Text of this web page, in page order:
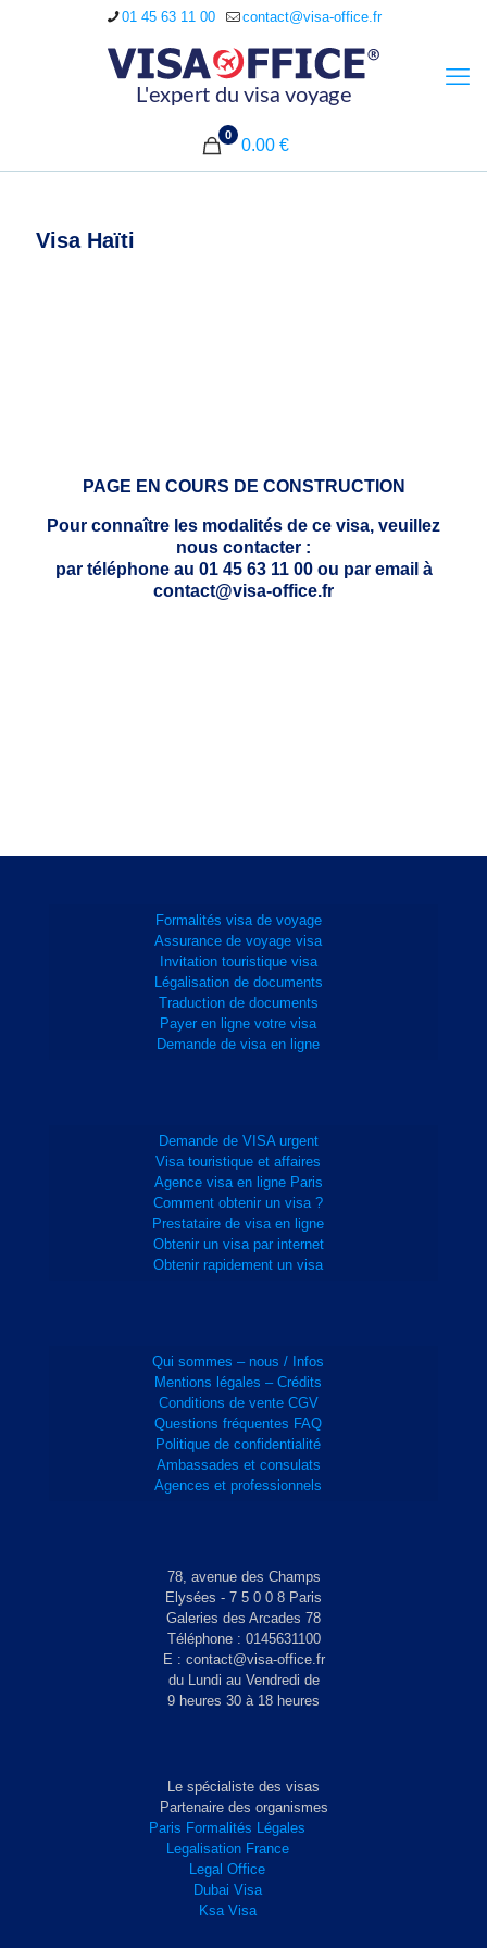
01 45 63 11 00 contact@visa-office.fr
0
0.00 €
Visa Haïti
PAGE EN COURS DE CONSTRUCTION
Pour connaître les modalités de ce visa, veuillez
nous contacter :
par téléphone au 01 45 63 11 00 ou par email à
contact@visa-office.fr
Formalités visa de voyage
Assurance de voyage visa
Invitation touristique visa
Légalisation de documents
Traduction de documents
Payer en ligne votre visa
Demande de visa en ligne
Demande de VISA urgent
Visa touristique et affaires
Agence visa en ligne Paris
Comment obtenir un visa ?
Prestataire de visa en ligne
Obtenir un visa par internet
Obtenir rapidement un visa
Qui sommes – nous / Infos
Mentions légales – Crédits
Conditions de vente CGV
Questions fréquentes FAQ
Politique de confidentialité
Ambassades et consulats
Agences et professionnels
78, avenue des Champs
Elysées - 7 5 0 0 8 Paris
Galeries des Arcades 78
Téléphone : 0145631100
E : contact@visa-office.fr
du Lundi au Vendredi de
9 heures 30 à 18 heures
Le spécialiste des visas
Partenaire des organismes
Paris Formalités Légales
Legalisation France
Legal Office
Dubai Visa
Ksa Visa